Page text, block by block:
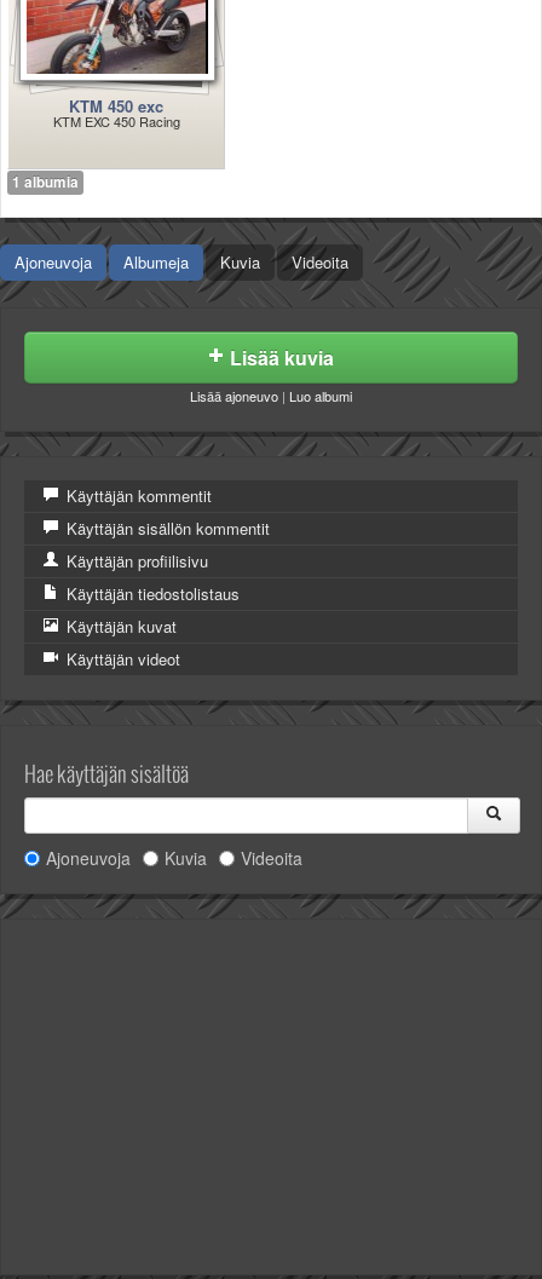
Valitse paikkakunta
Helsingin sää
Tampereen sää
Turun sää
Oulun sää
Rovaniemen sää
MUUT
VIP-jäsenyys
Paidat ja vaatteet
Suunnittele oma paita
Mainostus
Kevytversio
KTM 450 exc
KTM EXC 450 Racing
1 albumia
Ajoneuvoja Albumeja Kuvia Videoita
Lisää kuvia
Lisää ajoneuvo | Luo albumi
Käyttäjän kommentit
Käyttäjän sisällön kommentit
Käyttäjän profiilisivu
Käyttäjän tiedostolistaus
Käyttäjän kuvat
Käyttäjän videot
Hae käyttäjän sisältöä
Ajoneuvoja Kuvia Videoita